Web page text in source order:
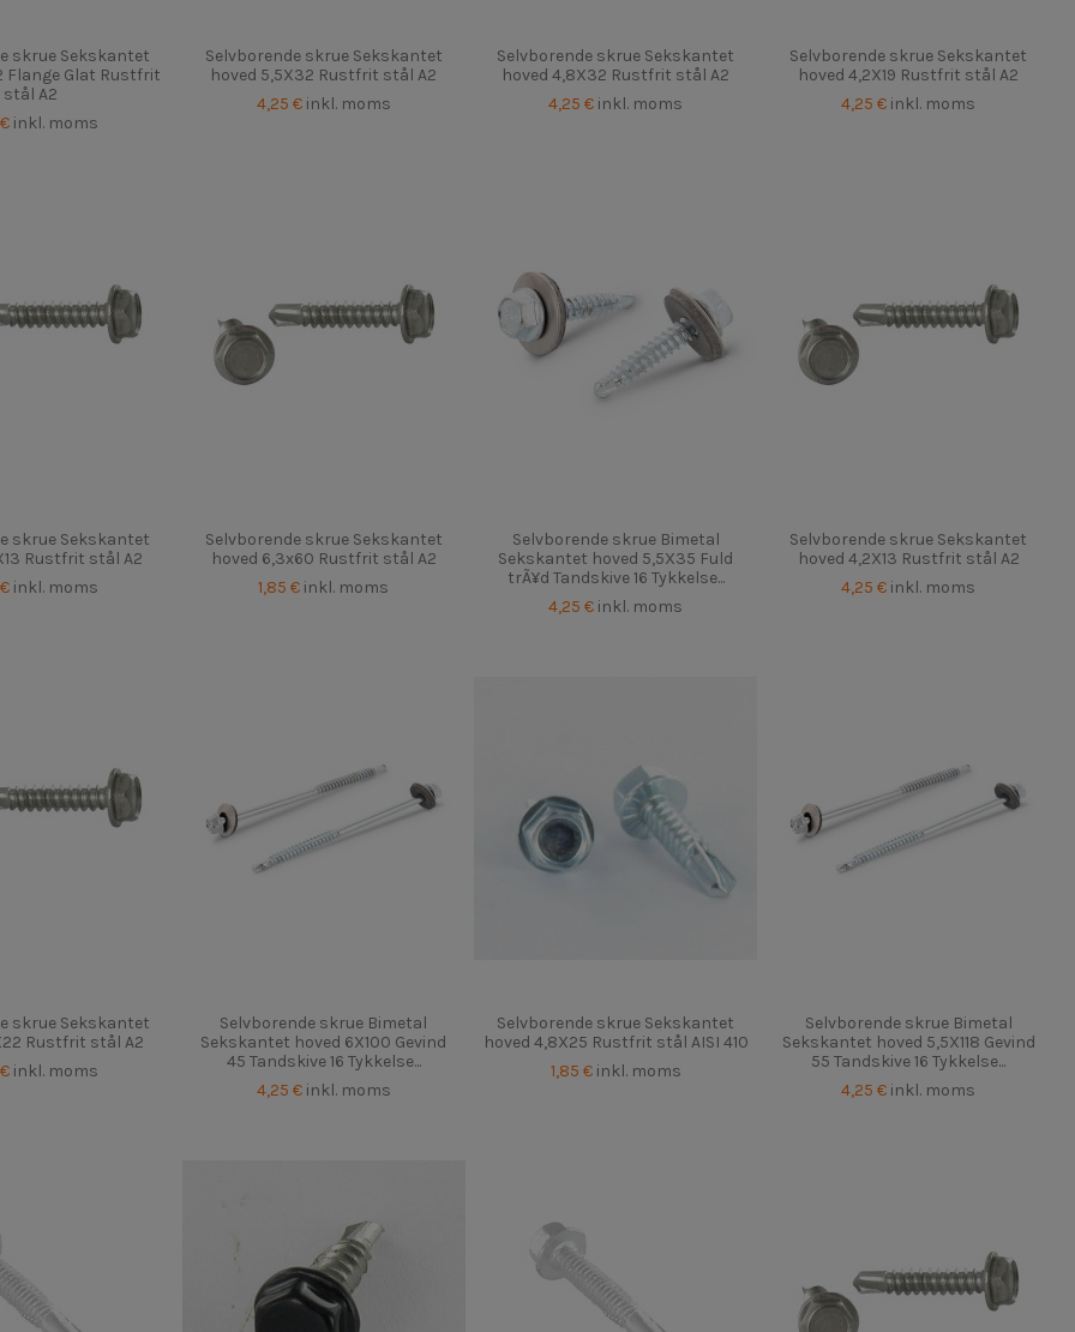
skrue Sekskantet
Flange Glat Rustfrit
stål A2
inkl. moms
Selvborende skrue Sekskantet
hoved 5,5X32 Rustfrit stål A2
4,25 € inkl. moms
Selvborende skrue Sekskantet
hoved 4,8X32 Rustfrit stål A2
4,25 € inkl. moms
Selvborende skrue Sekskantet
hoved 4,2X19 Rustfrit stål A2
4,25 € inkl. moms
skrue Sekskantet
Rustfrit stål A2
inkl. moms
Selvborende skrue Sekskantet
hoved 6,3x60 Rustfrit stål A2
1,85 € inkl. moms
Selvborende skrue Bimetal
Sekskantet hoved 5,5X35 Fuld
trÃ¥d Tandskive 16 Tykkelse...
4,25 € inkl. moms
Selvborende skrue Sekskantet
hoved 4,2X13 Rustfrit stål A2
4,25 € inkl. moms
skrue Sekskantet
Rustfrit stål A2
inkl. moms
Selvborende skrue Bimetal
Sekskantet hoved 6X100 Gevind
45 Tandskive 16 Tykkelse...
4,25 € inkl. moms
Selvborende skrue Sekskantet
hoved 4,8X25 Rustfrit stål AISI 410
1,85 € inkl. moms
Selvborende skrue Bimetal
Sekskantet hoved 5,5X118 Gevind
55 Tandskive 16 Tykkelse...
4,25 € inkl. moms